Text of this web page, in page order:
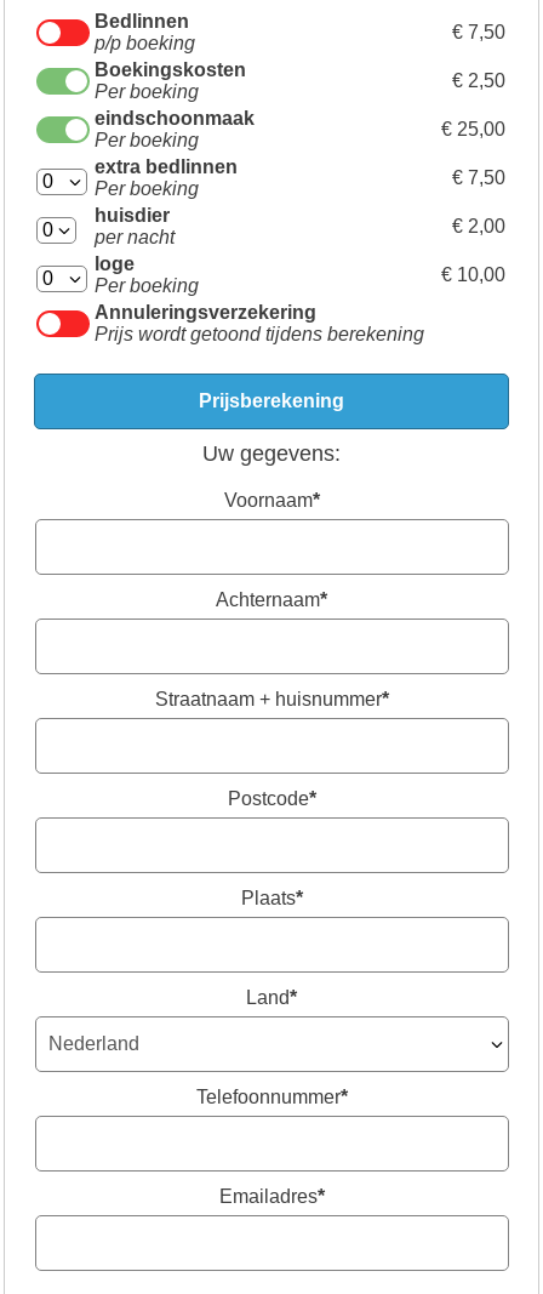
Bedlinnen
p/p boeking
€ 7,50
Boekingskosten
Per boeking
€ 2,50
eindschoonmaak
Per boeking
€ 25,00
extra bedlinnen
Per boeking
€ 7,50
huisdier
per nacht
€ 2,00
loge
Per boeking
€ 10,00
Annuleringsverzekering
Prijs wordt getoond tijdens berekening
Uw gegevens:
Voornaam*
Achternaam*
Straatnaam + huisnummer*
Postcode*
Plaats*
Land*
Telefoonnummer*
Emailadres*